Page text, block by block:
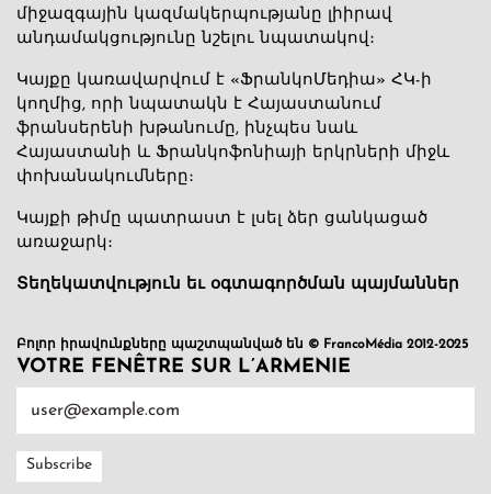
միջազգային կազմակերպությանը լիիրավ
անդամակցությունը նշելու նպատակով։
Կայքը կառավարվում է «ՖրանկոՄեդիա» ՀԿ-ի
կողմից, որի նպատակն է Հայաստանում
ֆրանսերենի խթանումը, ինչպես նաև
Հայաստանի և Ֆրանկոֆոնիայի երկրների միջև
փոխանակումները։
Կայքի թիմը պատրաստ է լսել ձեր ցանկացած
առաջարկ։
Տեղեկատվություն եւ օգտագործման պայմաններ
Բոլոր իրավունքները պաշտպանված են © FrancoMédia 2012-2025
VOTRE FENÊTRE SUR L’ARMENIE